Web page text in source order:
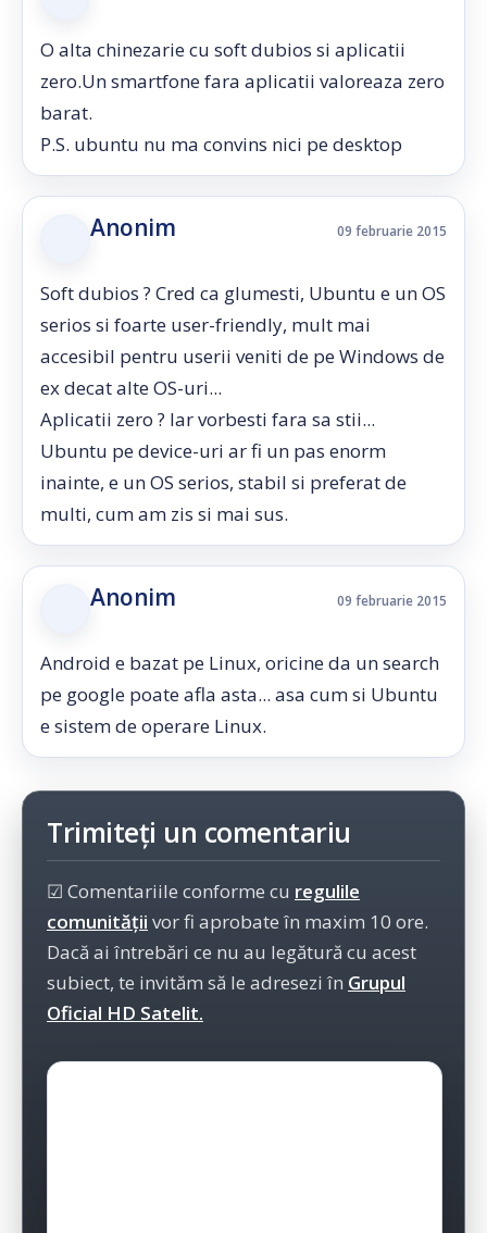
O alta chinezarie cu soft dubios si aplicatii
zero.Un smartfone fara aplicatii valoreaza zero
barat.
P.S. ubuntu nu ma convins nici pe desktop
Anonim 09 februarie 2015
Soft dubios ? Cred ca glumesti, Ubuntu e un OS
serios si foarte user-friendly, mult mai
accesibil pentru userii veniti de pe Windows de
ex decat alte OS-uri...
Aplicatii zero ? Iar vorbesti fara sa stii...
Ubuntu pe device-uri ar fi un pas enorm
inainte, e un OS serios, stabil si preferat de
multi, cum am zis si mai sus.
Anonim 09 februarie 2015
Android e bazat pe Linux, oricine da un search
pe google poate afla asta... asa cum si Ubuntu
e sistem de operare Linux.
Trimiteți un comentariu
☑ Comentariile conforme cu regulile
comunității vor fi aprobate în maxim 10 ore.
Dacă ai întrebări ce nu au legătură cu acest
subiect, te invităm să le adresezi în Grupul
Oficial HD Satelit.